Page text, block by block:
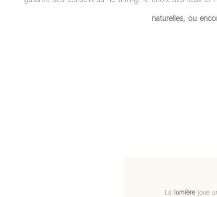
naturelles, ou
La lumièrejoue